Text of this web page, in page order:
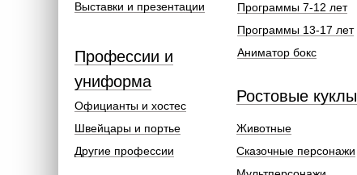
Выставки и презентации
Официанты и хостес
Швейцары и портье
Другие профессии
Профессии и
униформа
Программы 7-12 лет
Программы 13-17 лет
Аниматор бокс
Ростовые куклы
Животные
Сказочные персонажи